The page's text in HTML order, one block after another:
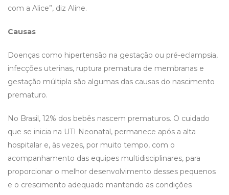
com a Alice”, diz Aline.
Causas
Doenças como hipertensão na gestação ou pré-eclampsia,
infecções uterinas, ruptura prematura de membranas e
gestação múltipla são algumas das causas do nascimento
prematuro.
No Brasil, 12% dos bebês nascem prematuros. O cuidado
que se inicia na UTI Neonatal, permanece após a alta
hospitalar e, às vezes, por muito tempo, com o
acompanhamento das equipes multidisciplinares, para
proporcionar o melhor desenvolvimento desses pequenos
e o crescimento adequado mantendo as condições